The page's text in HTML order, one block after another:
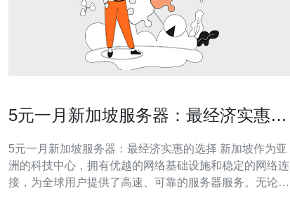
5元一月新加坡服务器：最经济实惠的
5元一月新加坡服务器：最经济实惠的选择 新加坡作为亚
洲的科技中心，拥有优越的网络基础设施和稳定的网络连
接，为全球用户提供了高速、可靠的服务器服务。无论您